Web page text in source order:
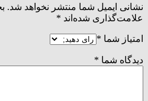
نشانی ایمیل شما منتشر نخواهد شد.
علامت‌گذاری شده‌اند *
امتیاز شما *
دیدگاه شما *